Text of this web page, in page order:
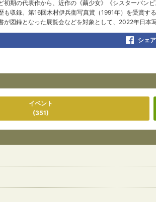
初期の代表作から、近作の《繭少女》《シスターバン
も収録。第16回木村伊兵衛写真賞（1991年）を受賞す
が図録となった展覧会などを対象として、2022年日本
シェア
イベント
(351)